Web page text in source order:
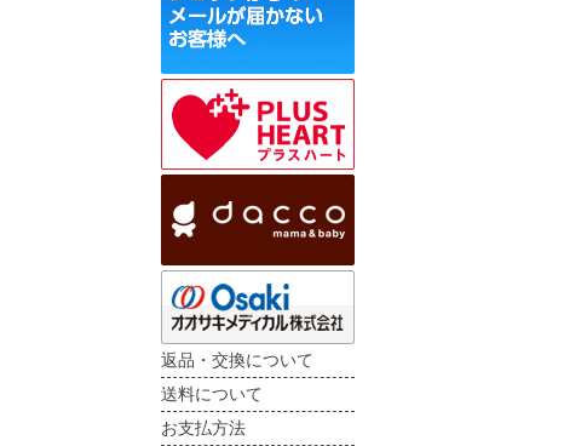
返品・交換について
送料について
お支払方法